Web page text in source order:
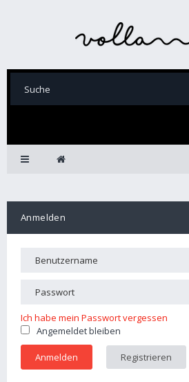
Anmelden
Ich habe mein Passwort vergessen
Angemeldet bleiben
Registrieren